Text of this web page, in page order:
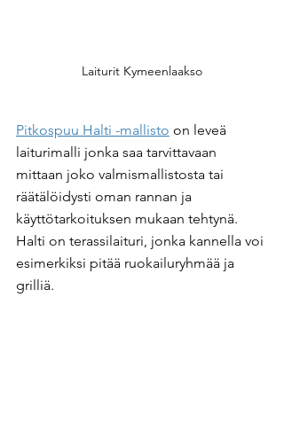
Laiturit Kymeenlaakso
Pitkospuu Halti -mallisto on leveä
laiturimalli jonka saa tarvittavaan
mittaan joko valmismallistosta tai
räätälöidysti oman rannan ja
käyttötarkoituksen mukaan tehtynä.
Halti on terassilaituri, jonka kannella voi
esimerkiksi pitää ruokailuryhmää ja
grilliä.